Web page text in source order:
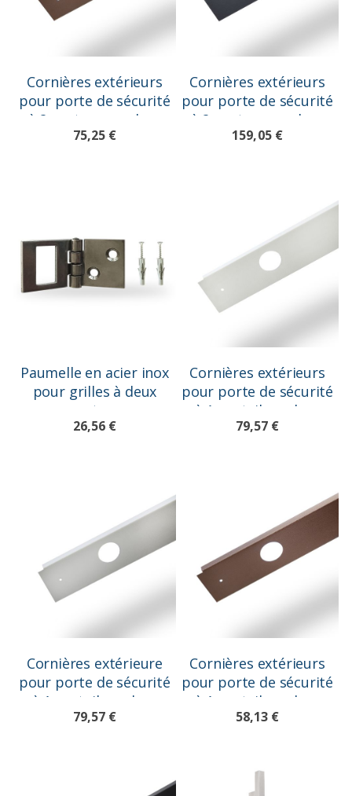
Cornières extérieurs
pour porte de sécurité
à 2 vantaux, couleur
Marron Ral 8017
75,25 €
Cornières extérieurs
pour porte de sécurité
à 2 vantaux, couleur
Noir Ral 9005
159,05 €
Paumelle en acier inox
pour grilles à deux
vantaux
26,56 €
Cornières extérieurs
pour porte de sécurité
à 1 vantail, couleur
Blanc Ral 9010
79,57 €
Cornières extérieure
pour porte de sécurité
à 1 vantail, couleur
Gris Ral 7042
79,57 €
Cornières extérieurs
pour porte de sécurité
à 1 vantail, couleur
marron ral 8017
58,13 €